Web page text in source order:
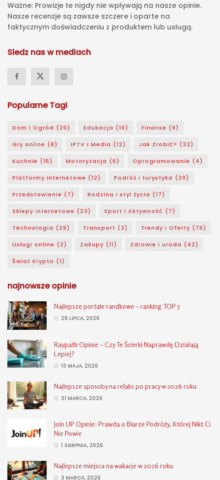
Ważne: Prowizje te nigdy nie wpływają na nasze opinie.
Nasze recenzje są zawsze szczere i oparte na
faktycznym doświadczeniu z produktem lub usługą.
Sledz nas w mediach
Popularne Tagi
Dom i Ogród (20) Edukacja (10) Finanse (9)
Gry online (8) IPTV i Media (12) Jak Zrobić? (32)
Kuchnie (15) Motoryzacja (6) Oprogramowanie (4)
Platformy internetowe (12) Podróż i turystyka (20)
Przedstawienie (7) Rodzina i styl życia (17)
Sklepy internetowe (23) Sport i Aktywność (7)
Technologia (29) Transport (3) Trendy i Oferty (76)
Usługi online (2) Zakupy (11) Zdrowie i uroda (42)
Świat Krypto (1)
najnowsze opinie
Najlepsze portale randkowe – ranking TOP 5
29 LIPCA, 2026
Raypath Opinie – Czy Te Ścierki Naprawdę Działają
Lepiej?
13 MAJA, 2026
Najlepsze sposoby na relaks po pracy w 2026 roku
31 MARCA, 2026
Join UP Opinie: Prawda o Biurze Podróży, Której Nikt Ci
Nie Powie
1 SIERPNIA, 2026
Najlepsze miejsca na wakacje w 2026 roku
3 MARCA, 2026